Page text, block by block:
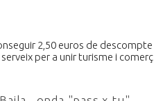
2,50 euros de descompte
per a unir turisme i comerç